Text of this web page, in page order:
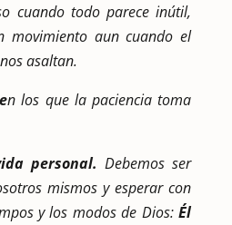
cuando todo parece inútil,
movimiento aun cuando el
asaltan.
n los que la paciencia toma
personal. Debemos ser
mismos y esperar con
y los modos de Dios:Él